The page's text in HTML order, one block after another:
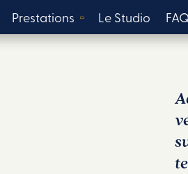
Prestations Le Studio FAQ